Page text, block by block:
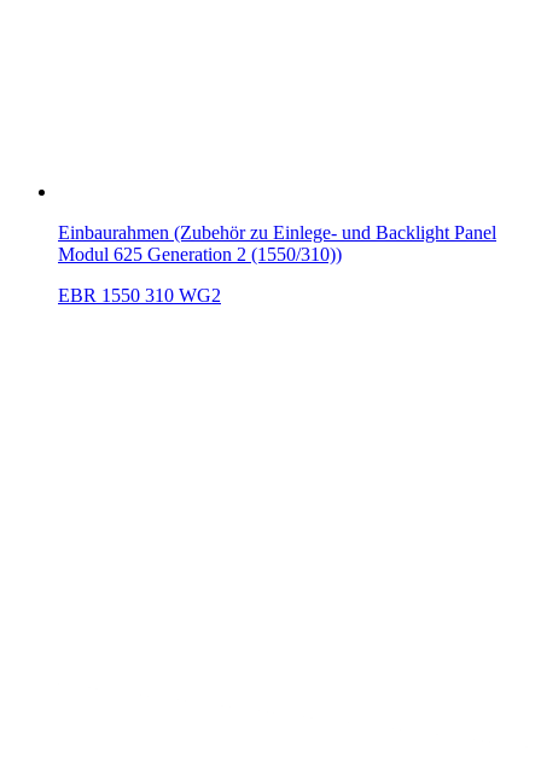
Einbaurahmen (Zubehör zu Einlege- und Backlight Panel
Modul 625 Generation 2 (1550/310))
EBR 1550 310 WG2